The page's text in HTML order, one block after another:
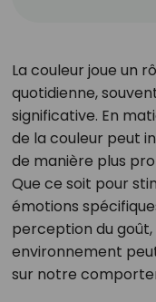
La couleur joue un
quotidienne,
significative. En
de la couleur peut
de manière plus
Que ce soit pour
émotions
perception du
environnement
sur notre